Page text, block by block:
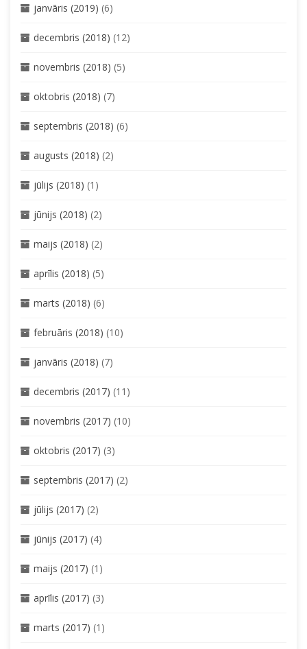
janvāris (2019) (6)
decembris (2018) (12)
novembris (2018) (5)
oktobris (2018) (7)
septembris (2018) (6)
augusts (2018) (2)
jūlijs (2018) (1)
jūnijs (2018) (2)
maijs (2018) (2)
aprīlis (2018) (5)
marts (2018) (6)
februāris (2018) (10)
janvāris (2018) (7)
decembris (2017) (11)
novembris (2017) (10)
oktobris (2017) (3)
septembris (2017) (2)
jūlijs (2017) (2)
jūnijs (2017) (4)
maijs (2017) (1)
aprīlis (2017) (3)
marts (2017) (1)